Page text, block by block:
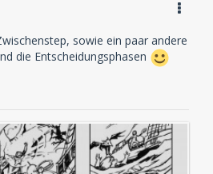
sowie ein paar andere
die Entscheidungsphasen